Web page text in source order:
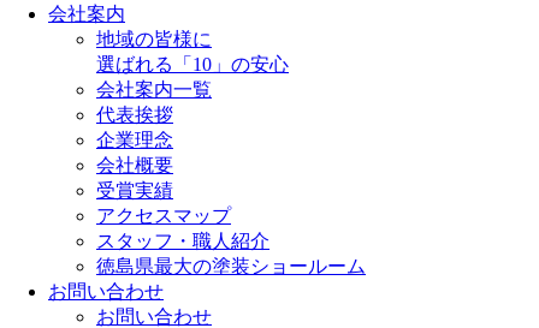
会社案内
地域の皆様に
選ばれる「10」の安心
会社案内一覧
代表挨拶
企業理念
会社概要
受賞実績
アクセスマップ
スタッフ・職人紹介
徳島県最大の塗装ショールーム
お問い合わせ
お問い合わせ